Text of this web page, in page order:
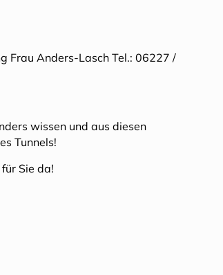
Frau Anders-Lasch Tel.: 06227 /
wissen und aus diesen
Tunnels!
Sie da!